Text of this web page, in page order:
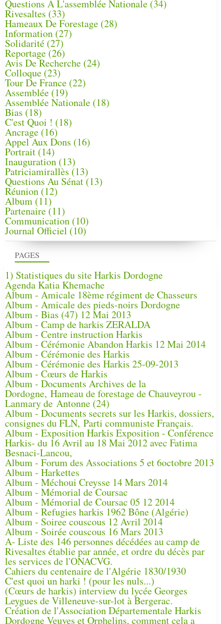
PAGES
1) Statistiques du site Harkis Dordogne
Agenda Katia Khemache
Album - Amicale 18ème régiment de Chasseurs
Album - Amicale des pieds-noirs Dordogne
Album - Bias (47) 12 Mai 2013
Album - Camp de harkis ZERALDA
Album - Centre instruction Harkis
Album - Cérémonie Abandon Harkis 12 Mai 2014
Album - Cérémonie des Harkis
Album - Cérémonie des Harkis 25-09-2013
Album - Cœurs de Harkis
Album - Documents Archives de la
Dordogne, Hameau de forestage de Chauveyrou -
Lanmary de Antonne (24)
Album - Documents secrets sur les Harkis, dossiers,
consignes du FLN, Parti communiste Français.
Album - Exposition Harkis Exposition - Conférence
Harkis- du 16 Avril au 18 Mai 2012 avec Fatima
Besnaci-Lancou,
Album - Forum des Associations 5 et 6octobre 2013
Album - Harkettes
Album - Méchoui Creysse 14 Mars 2014
Album - Mémorial de Coursac
Album - Mémorial de Coursac 05 12 2014
Album - Refugies harkis 1962 Bône (Algérie)
Album - Soiree couscous 12 Avril 2014
Album - Soirée couscous 16 Mars 2013
A- Liste des 146 personnes décédées au camp de
Rivesaltes établie par année, et ordre du décès par
les services de l'ONACVG.
Cahiers du centenaire de l'Algérie 1830/1930
C'est quoi un harki ! (pour les nuls...)
(Cœurs de harkis) interview du lycée Georges
Leygues de Villeneuve-sur-lot à Bergerac.
Création de l'Association Départementale Harkis
Dordogne Veuves et Orphelins, comment cela a
Questions À L'assemblée Nationale (34)
Rivesaltes (33)
Hameaux De Forestage (28)
Information (27)
Solidarité (27)
Reportage(26)
Avis De Recherche (24)
Colloque (23)
Tour De France (22)
Assemblée (19)
Assemblée Nationale (18)
Bias (18)
C'est Quoi ! (18)
Ancrage (16)
Appel Aux Dons (16)
Portrait (14)
Inauguration (13)
Patriciamirallès (13)
Questions Au Sénat(13)
Réunion (12)
Album (11)
Partenaire(11)
Communication (10)
Journal Officiel (10)